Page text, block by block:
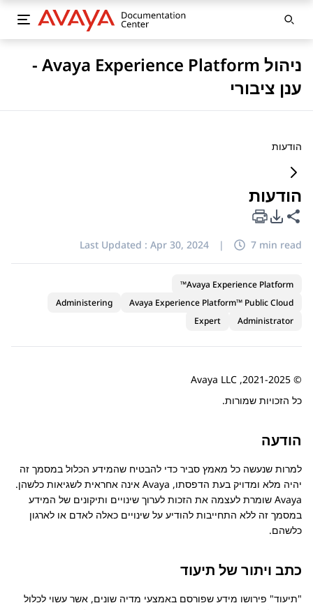
ניהול Avaya Experience Platform -
ענן ציבורי
הודעות
הודעות
Share this page
PDF Export Options
Last Updated : Apr 30, 2024 | 7 min read
Avaya Experience Platform™
Avaya Experience Platform™ Public Cloud
Administering
Administrator
Expert
© 2021-2025, Avaya LLC
כל הזכויות שמורות.
הודעה
למרות שנעשה כל מאמץ סביר כדי להבטיח שהמידע הכלול במסמך זה
יהיה מלא ומדויק בעת הדפסתו, Avaya אינה אחראית לשגיאות כלשהן.
Avaya שומרת לעצמה את הזכות לערוך שינויים ותיקונים של המידע
במסמך זה ללא התחייבות להודיע על שינויים כאלה לאדם או לארגון
כלשהם.
כתב ויתור של תיעוד
תיעוד פירושו מידע שפורסם באמצעי מדיה שונים, אשר עשוי לכלול